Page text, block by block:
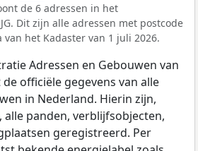
de 6 adressen in het
Dit zijn alle adressen met postcode
van het Kadaster van 1 juli 2026.
Adressen en Gebouwen van
officiële gegevens van alle
in Nederland. Hierin zijn,
alle panden, verblijfsobjecten,
geregistreerd. Per